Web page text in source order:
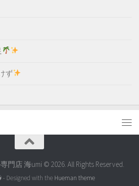
ず
店 海umi © 2026. All Rights Reserved.
- Designed with the Hueman theme